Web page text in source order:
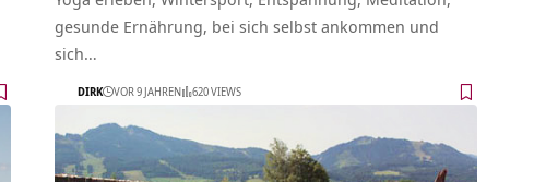
gesunde Ernährung, bei sich selbst ankommen und
sich…
DIRK VOR 9 JAHREN 620 VIEWS